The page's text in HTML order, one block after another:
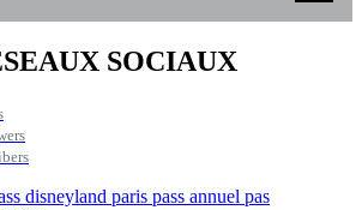
SOCIAUX